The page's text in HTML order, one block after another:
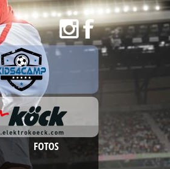
FOTOS